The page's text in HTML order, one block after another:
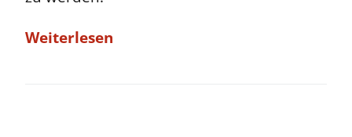
Weiterlesen